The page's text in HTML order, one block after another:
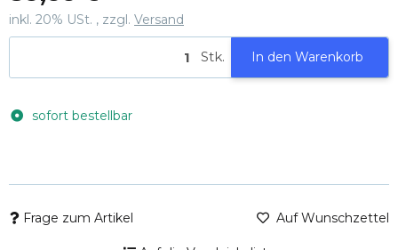
inkl. 20% USt. , zzgl. Versand
Stk. In den Warenkorb
sofort bestellbar
Frage zum Artikel Auf Wunschzettel